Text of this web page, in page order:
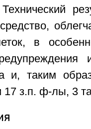
в
и, таким
17 з.п. ф-лы, 3